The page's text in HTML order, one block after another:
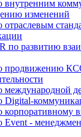
внутренним
изменений
отраслевым
по развитию
продвижению
международной
Digital-
корпоративному
Event -